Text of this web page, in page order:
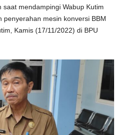
mendampingi Wabup Kutim
penyerahan mesin konversi BBM
Kamis (17/11/2022) di BPU